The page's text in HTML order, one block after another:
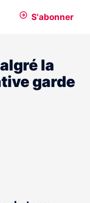
S'abonner
la
garde